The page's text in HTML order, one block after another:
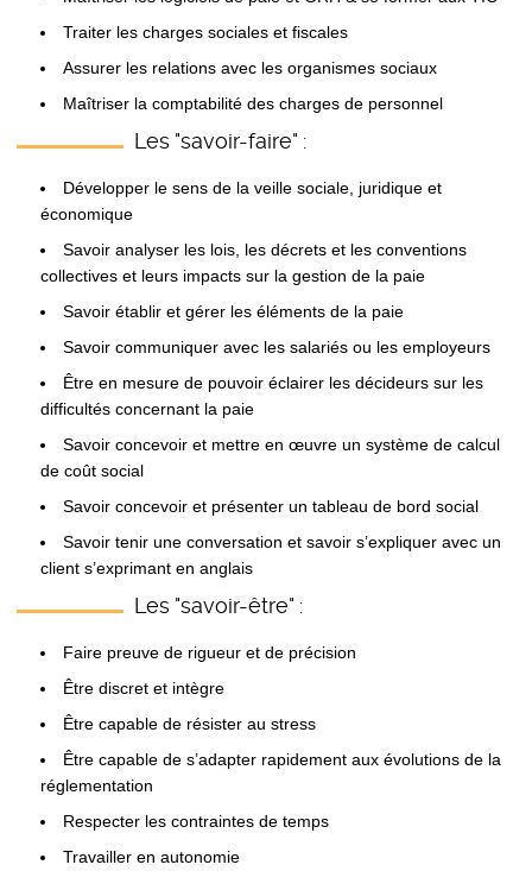
Traiter les charges sociales et fiscales
Assurer les relations avec les organismes sociaux
Maîtriser la comptabilité des charges de personnel
Les "savoir-faire" :
Développer le sens de la veille sociale, juridique et
économique
Savoir analyser les lois, les décrets et les conventions
collectives et leurs impacts sur la gestion de la paie
Savoir établir et gérer les éléments de la paie
Savoir communiquer avec les salariés ou les employeurs
Être en mesure de pouvoir éclairer les décideurs sur les
difficultés concernant la paie
Savoir concevoir et mettre en œuvre un système de calcul
de coût social
Savoir concevoir et présenter un tableau de bord social
Savoir tenir une conversation et savoir s’expliquer avec un
client s’exprimant en anglais
Les "savoir-être" :
Faire preuve de rigueur et de précision
Être discret et intègre
Être capable de résister au stress
Être capable de s’adapter rapidement aux évolutions de la
réglementation
Respecter les contraintes de temps
Travailler en autonomie